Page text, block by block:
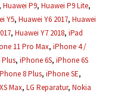
, Huawei P9, Huawei P9 Lite,
Y5, Huawei Y6 2017, Huawei
, Huawei Y7 2018, iPad
11 Pro Max, iPhone 4 /
, iPhone 6S, iPhone 6S
8 Plus, iPhone SE,
Max, LG Reparatur, Nokia